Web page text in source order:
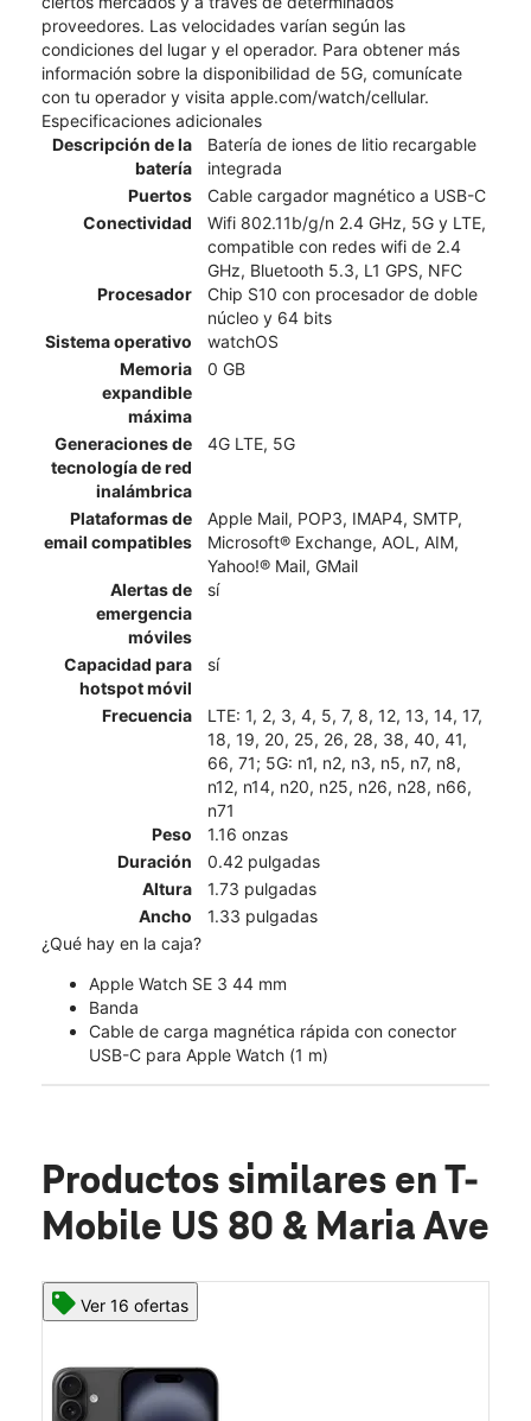
proveedores. Las velocidades varían según las
condiciones del lugar y el operador. Para obtener más
información sobre la disponibilidad de 5G, comunícate
con tu operador y visita apple.com/watch/cellular.
Especificaciones adicionales
Descripción de la
batería
Batería de iones de litio recargable
integrada
Puertos
Cable cargador magnético a USB-C
Conectividad
Wifi 802.11b/g/n 2.4 GHz, 5G y LTE,
compatible con redes wifi de 2.4
GHz, Bluetooth 5.3, L1 GPS, NFC
Procesador
Chip S10 con procesador de doble
núcleo y 64 bits
Sistema operativo
watchOS
Memoria
expandible
máxima
0 GB
Generaciones de
tecnología de red
inalámbrica
4G LTE, 5G
Plataformas de
email compatibles
Apple Mail, POP3, IMAP4, SMTP,
Microsoft® Exchange, AOL, AIM,
Yahoo!® Mail, GMail
Alertas de
emergencia
móviles
sí
Capacidad para
hotspot móvil
sí
Frecuencia
LTE: 1, 2, 3, 4, 5, 7, 8, 12, 13, 14, 17,
18, 19, 20, 25, 26, 28, 38, 40, 41,
66, 71; 5G: n1, n2, n3, n5, n7, n8,
n12, n14, n20, n25, n26, n28, n66,
n71
Peso
1.16 onzas
Duración
0.42 pulgadas
Altura
1.73 pulgadas
Ancho
1.33 pulgadas
¿Qué hay en la caja?
Apple Watch SE 3 44 mm
Banda
Cable de carga magnética rápida con conector
USB-C para Apple Watch (1 m)
Productos similares en T-
Mobile US 80 & Maria Ave
Ver 16 ofertas